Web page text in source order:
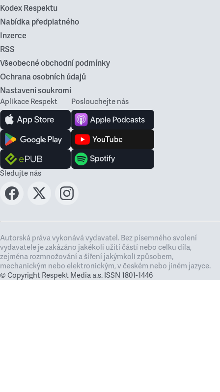
Kodex Respektu
Nabídka předplatného
Inzerce
RSS
Všeobecné obchodní podmínky
Ochrana osobních údajů
Nastavení soukromí
Aplikace Respekt Poslouchejte nás
Sledujte nás
Autorská práva vykonává vydavatel. Bez písemného svolení
vydavatele je zakázáno jakékoli užití částí nebo celku díla,
zejména rozmnožování a šíření jakýmkoli způsobem,
mechanickým nebo elektronickým, v českém nebo jiném jazyce.
© Copyright Respekt Media a.s. ISSN 1801-1446